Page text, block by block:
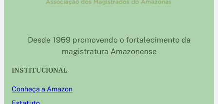
Desde 1969 promovendo o fortalecimento da
magistratura Amazonense
INSTITUCIONAL
Conheça a Amazon